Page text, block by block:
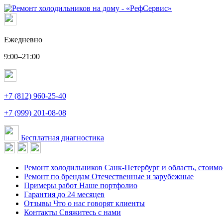
Ежедневно
9:00–21:00
+7 (812) 960-25-40
+7 (999) 201-08-08
Бесплатная диагностика
Ремонт холодильников Санк-Петербург и область,
Ремонт по брендам Отечественные и зарубежные
Примеры работ Наше портфолио
Гарантия до 24 месяцев
Отзывы Что о нас говорят клиенты
Контакты Свяжитесь с нами